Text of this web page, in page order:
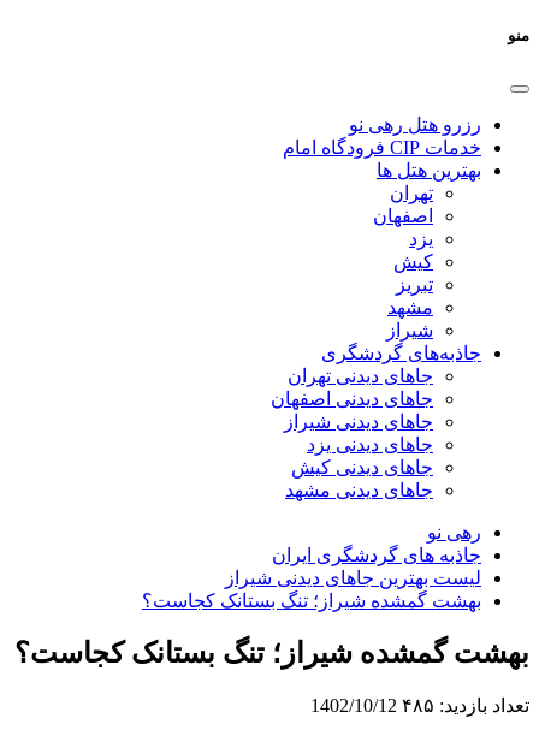
منو
رزرو هتل رهی نو
خدمات CIP فرودگاه امام
بهترین هتل ها
تهران
اصفهان
یزد
کیش
تبریز
مشهد
شیراز
جاذبه‌های گردشگری
جاهای دیدنی تهران
جاهای دیدنی اصفهان
جاهای دیدنی شیراز
جاهای دیدنی یزد
جاهای دیدنی کیش
جاهای دیدنی مشهد
رهی نو
جاذبه های گردشگری ایران
لیست بهترین جاهای دیدنی شیراز
بهشت گمشده شیراز؛ تنگ بستانک کجاست؟
بهشت گمشده شیراز؛ تنگ بستانک کجاست؟
تعداد بازدید: ۴۸۵ 1402/10/12